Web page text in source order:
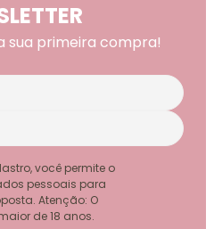
sua primeira compra!
você permite o
pessoais para
Atenção: O
de 18 anos.